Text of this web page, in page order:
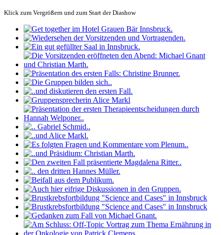
Klick zum Vergrößern und zum Start der Diashow